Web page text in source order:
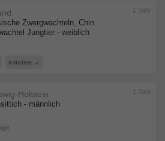
Zwergwachteln, Chin.
Jungtier - weiblich
1 Jahr
JUNGTIER
- männlich
Holstein 1 Jahr